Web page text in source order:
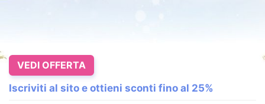
Iscriviti al sito e ottieni sconti fino al 25%
VEDI OFFERTA